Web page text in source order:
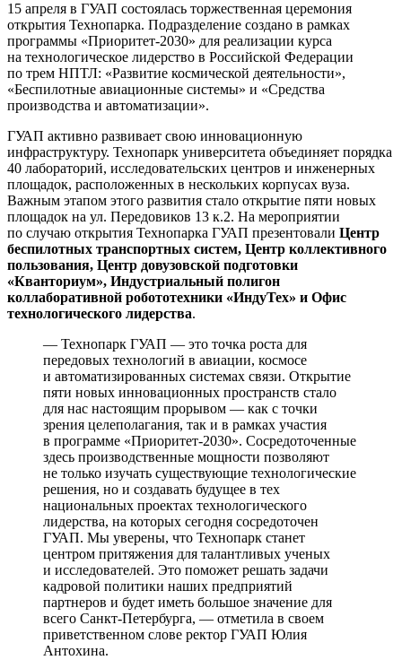
15 апреля в ГУАП состоялась торжественная церемония
открытия Технопарка. Подразделение создано в рамках
программы «Приоритет-2030» для реализации курса
на технологическое лидерство в Российской Федерации
по трем НПТЛ: «Развитие космической деятельности»,
«Беспилотные авиационные системы» и «Средства
производства и автоматизации».
ГУАП активно развивает свою инновационную
инфраструктуру. Технопарк университета объединяет порядка
40 лабораторий, исследовательских центров и инженерных
площадок, расположенных в нескольких корпусах вуза.
Важным этапом этого развития стало открытие пяти новых
площадок на ул. Передовиков 13 к.2. На мероприятии
по случаю открытия Технопарка ГУАП презентовали Центр
беспилотных транспортных систем, Центр коллективного
пользования, Центр довузовской подготовки
«Кванториум», Индустриальный полигон
коллаборативной робототехники «ИндуТех» и Офис
технологического лидерства.
— Технопарк ГУАП — это точка роста для
передовых технологий в авиации, космосе
и автоматизированных системах связи. Открытие
пяти новых инновационных пространств стало
для нас настоящим прорывом — как с точки
зрения целеполагания, так и в рамках участия
в программе «Приоритет‑2030». Сосредоточенные
здесь производственные мощности позволяют
не только изучать существующие технологические
решения, но и создавать будущее в тех
национальных проектах технологического
лидерства, на которых сегодня сосредоточен
ГУАП. Мы уверены, что Технопарк станет
центром притяжения для талантливых ученых
и исследователей. Это поможет решать задачи
кадровой политики наших предприятий
партнеров и будет иметь большое значение для
всего Санкт-Петербурга, — отметила в своем
приветственном слове ректор ГУАП Юлия
Антохина.